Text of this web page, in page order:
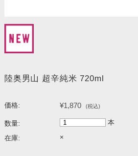
陸奥男山 超辛純米 720ml
価格: ¥1,870 (税込)
数量: 本
在庫: ×